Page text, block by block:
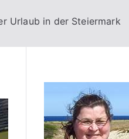
Urlaub in der Steiermark